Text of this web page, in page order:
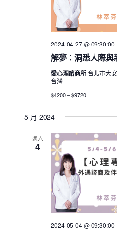
解夢：洞悉人際與
2024-04-27 @ 09:30:00
愛心理諮商所 台北市大
台灣
$4200 – $9720
5 月 2024
週六
4
2024-05-04 @ 09:30:00